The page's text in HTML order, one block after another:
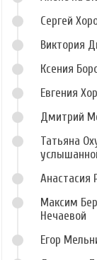
Сергей
Виктория
Ксения
Евгения
Дмитрий
Татьяна
Анастасия
Максим
Нечаевой
Егор